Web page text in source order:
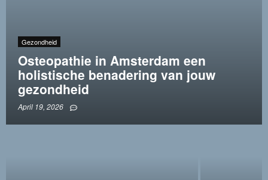
Gezondheid
Osteopathie in Amsterdam een
holistische benadering van jouw
gezondheid
April 19, 2026